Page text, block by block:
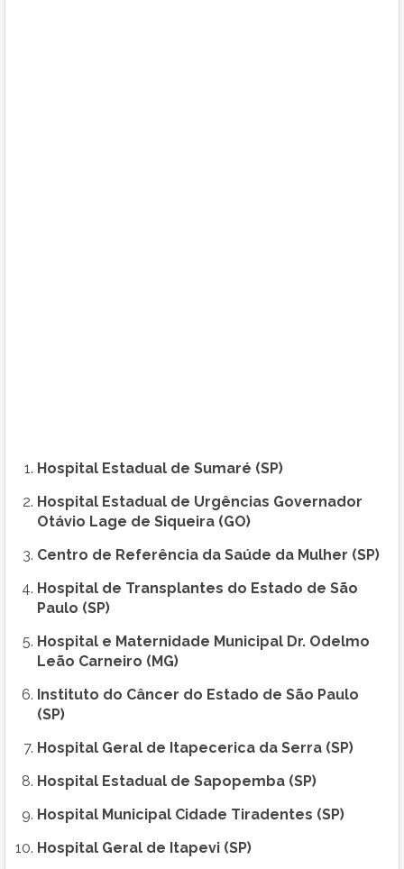
Hospital Estadual de Sumaré (SP)
Hospital Estadual de Urgências Governador
Otávio Lage de Siqueira (GO)
Centro de Referência da Saúde da Mulher (SP)
Hospital de Transplantes do Estado de São
Paulo (SP)
Hospital e Maternidade Municipal Dr. Odelmo
Leão Carneiro (MG)
Instituto do Câncer do Estado de São Paulo
(SP)
Hospital Geral de Itapecerica da Serra (SP)
Hospital Estadual de Sapopemba (SP)
Hospital Municipal Cidade Tiradentes (SP)
Hospital Geral de Itapevi (SP)